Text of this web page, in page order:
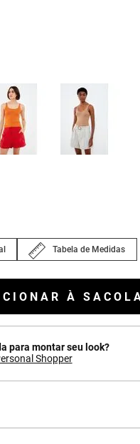
Tabela de Medidas
À
para montar seu look?
Shopper